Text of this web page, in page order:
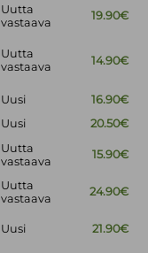
Uutta
vastaava
19.90€
Uutta
vastaava
14.90€
Uusi
16.90€
Uusi
20.50€
Uutta
vastaava
15.90€
Uutta
vastaava
24.90€
Uusi 21.90€